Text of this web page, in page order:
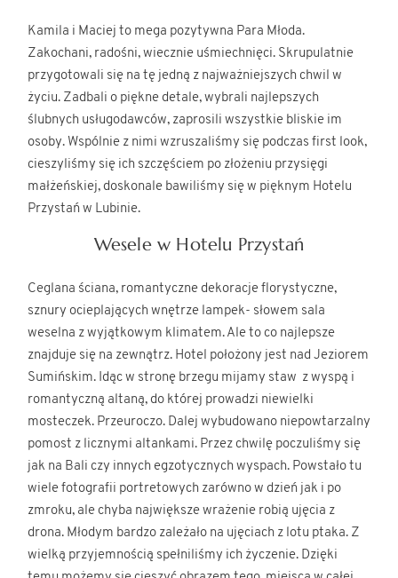
Kamila i Maciej to mega pozytywna Para Młoda.
Zakochani, radośni, wiecznie uśmiechnięci. Skrupulatnie
przygotowali się na tę jedną z najważniejszych chwil w
życiu. Zadbali o piękne detale, wybrali najlepszych
ślubnych usługodawców, zaprosili wszystkie bliskie im
osoby. Wspólnie z nimi wzruszaliśmy się podczas first look,
cieszyliśmy się ich szczęściem po złożeniu przysięgi
małżeńskiej, doskonale bawiliśmy się w pięknym Hotelu
Przystań w Lubinie.
Wesele w Hotelu Przystań
Ceglana ściana, romantyczne dekoracje florystyczne,
sznury ocieplających wnętrze lampek- słowem sala
weselna z wyjątkowym klimatem. Ale to co najlepsze
znajduje się na zewnątrz. Hotel położony jest nad Jeziorem
Sumińskim. Idąc w stronę brzegu mijamy staw z wyspą i
romantyczną altaną, do której prowadzi niewielki
mosteczek. Przeuroczo. Dalej wybudowano niepowtarzalny
pomost z licznymi altankami. Przez chwilę poczuliśmy się
jak na Bali czy innych egzotycznych wyspach. Powstało tu
wiele fotografii portretowych zarówno w dzień jak i po
zmroku, ale chyba największe wrażenie robią ujęcia z
drona. Młodym bardzo zależało na ujęciach z lotu ptaka. Z
wielką przyjemnością spełniliśmy ich życzenie. Dzięki